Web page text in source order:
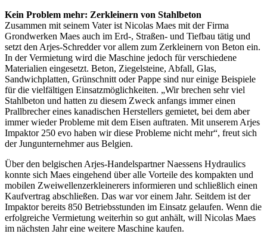
Kein Problem mehr: Zerkleinern von Stahlbeton
Zusammen mit seinem Vater ist Nicolas Maes mit der Firma
Grondwerken Maes auch im Erd-, Straßen- und Tiefbau tätig und
setzt den Arjes-Schredder vor allem zum Zerkleinern von Beton ein.
In der Vermietung wird die Maschine jedoch für verschiedene
Materialien eingesetzt. Beton, Ziegelsteine, Abfall, Glas,
Sandwichplatten, Grünschnitt oder Pappe sind nur einige Beispiele
für die vielfältigen Einsatzmöglichkeiten. „Wir brechen sehr viel
Stahlbeton und hatten zu diesem Zweck anfangs immer einen
Prallbrecher eines kanadischen Herstellers gemietet, bei dem aber
immer wieder Probleme mit dem Eisen auftraten. Mit unserem Arjes
Impaktor 250 evo haben wir diese Probleme nicht mehr“, freut sich
der Jungunternehmer aus Belgien.
Über den belgischen Arjes-Handelspartner Naessens Hydraulics
konnte sich Maes eingehend über alle Vorteile des kompakten und
mobilen Zweiwellenzerkleinerers informieren und schließlich einen
Kaufvertrag abschließen. Das war vor einem Jahr. Seitdem ist der
Impaktor bereits 850 Betriebsstunden im Einsatz gelaufen. Wenn die
erfolgreiche Vermietung weiterhin so gut anhält, will Nicolas Maes
im nächsten Jahr eine weitere Maschine kaufen.